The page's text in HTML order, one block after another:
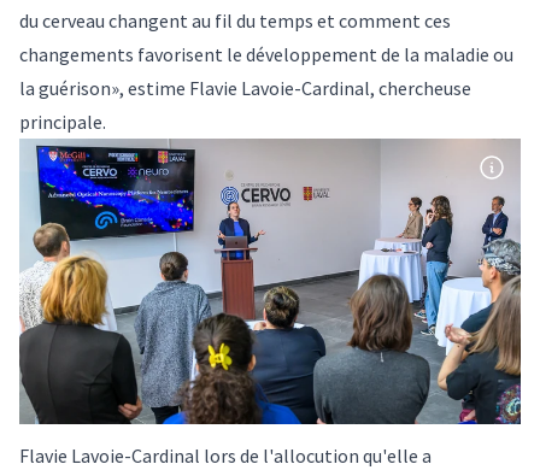
du cerveau changent au fil du temps et comment ces
changements favorisent le développement de la maladie ou
la guérison», estime Flavie Lavoie-Cardinal, chercheuse
principale.
Flavie Lavoie-Cardinal lors de l'allocution qu'elle a